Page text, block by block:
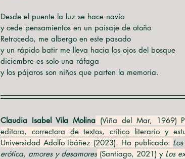
Desde el puente la luz se hace navío
y cede pensamientos en un paisaje de otoño
Retrocedo, me albergo en este pasado
y un rápido batir me lleva hacia los ojos del bosque
diciembre es solo una ráfaga
y los pájaros son niños que parten la memoria.
Claudia Isabel Vila Molina (Viña del Mar, 1969)
editora, correctora de textos, crítico literario y
Universidad Adolfo Ibáñez (2023). Ha publicado:
erótica, amores y desamores (Santiago, 2021) y Los